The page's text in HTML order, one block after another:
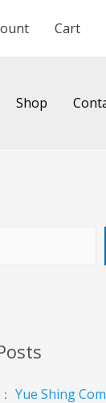
Cart
Shop
Yue Shing